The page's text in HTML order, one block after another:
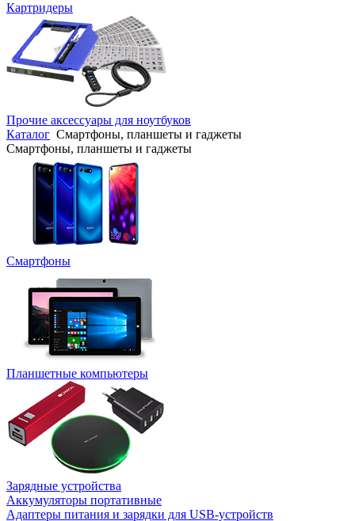
Картридеры
Прочие аксессуары для ноутбуков
Каталог Смартфоны, планшеты и гаджеты
Смартфоны, планшеты и гаджеты
Смартфоны
Планшетные компьютеры
Зарядные устройства
Аккумуляторы портативные
Адаптеры питания и зарядки для USB-устройств